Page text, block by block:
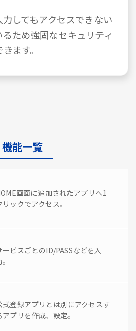
してもアクセスできない
ため強固なセキュリティ
ます。
機能一覧
画面に追加されたアプリへ1
リックでアクセス。
ービスごとのID/PASSなどを入
式登録アプリとは別にアクセスす
アプリを作成、設定。